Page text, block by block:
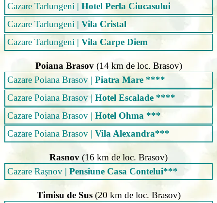
Cazare Tarlungeni | Hotel Perla Ciucasului
Cazare Tarlungeni | Vila Cristal
Cazare Tarlungeni | Vila Carpe Diem
Poiana Brasov (14 km de loc. Brasov)
Cazare Poiana Brasov | Piatra Mare ****
Cazare Poiana Brasov | Hotel Escalade ****
Cazare Poiana Brasov | Hotel Ohma ***
Cazare Poiana Brasov | Vila Alexandra***
Rasnov (16 km de loc. Brasov)
Cazare Raşnov | Pensiune Casa Contelui***
Timisu de Sus (20 km de loc. Brasov)